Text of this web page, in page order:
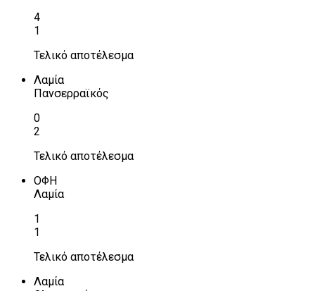
4
1
Τελικό αποτέλεσμα
Λαμία
Πανσερραϊκός
0
2
Τελικό αποτέλεσμα
ΟΦΗ
Λαμία
1
1
Τελικό αποτέλεσμα
Λαμία